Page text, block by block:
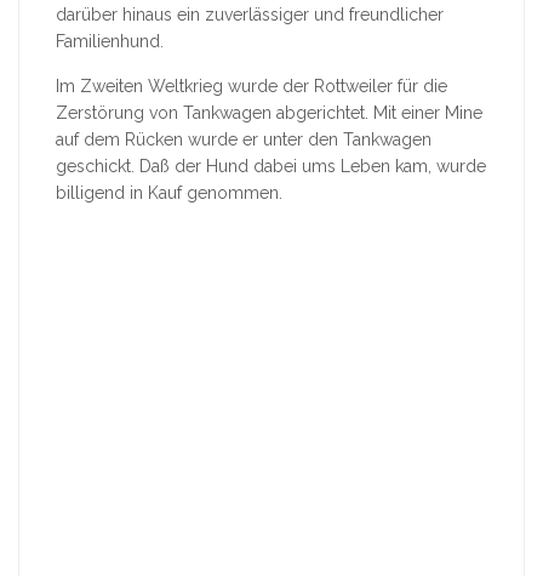
darüber hinaus ein zuverlässiger und freundlicher
Familienhund.
Im Zweiten Weltkrieg wurde der Rottweiler für die
Zerstörung von Tankwagen abgerichtet. Mit einer Mine
auf dem Rücken wurde er unter den Tankwagen
geschickt. Daß der Hund dabei ums Leben kam, wurde
billigend in Kauf genommen.